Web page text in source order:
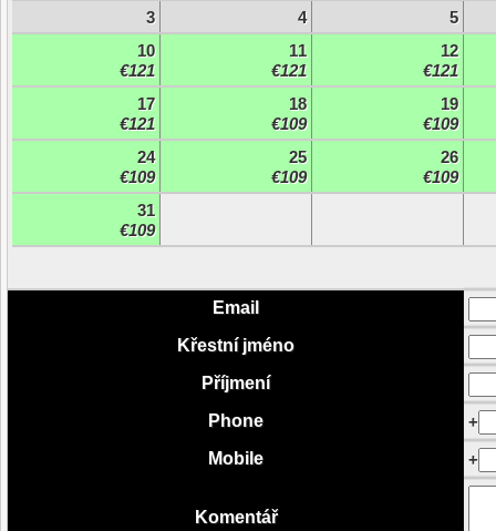
3 4
5
10
€121
11
€121
12
€121
17
€121
18
€109
19
€109
24
€109
25
€109
26
€109
31
€109
Email
Křestní jméno
Příjmení
Phone
+
Mobile
+
Komentář